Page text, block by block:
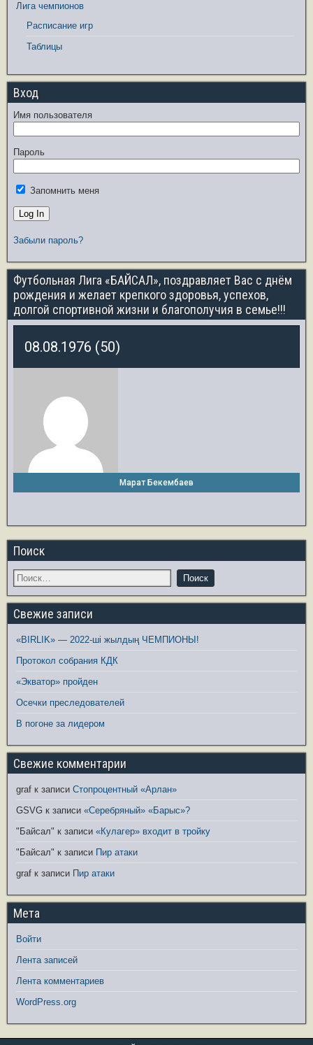
Лига чемпионов
Расписание игр
Таблицы
Вход
Имя пользователя
Пароль
Запомнить меня
Забыли пароль?
Футбольная Лига «БАЙСАЛ», поздравляет Вас с днём
рождения и желает крепкого здоровья, успехов,
долгой спортивной жизни и благополучия в семье!!!
08.08.1976 (50)
Марат Бекембаев
Поиск
Свежие записи
«BIRLIK» — 2022-ші жылдың ЧЕМПИОНЫ!
Протокол собрания КДК
«Экватор» пройден
Осечки преследователей
В погоне за лидером
Свежие комментарии
graf к записи Стопроцентный «Арлан»
GSVG к записи «Серебряный» «Барыс»?
"Байсал" к записи «Кулагер» входит в тройку
"Байсал" к записи Пир атаки
graf к записи Пир атаки
Мета
Войти
Лента записей
Лента комментариев
WordPress.org